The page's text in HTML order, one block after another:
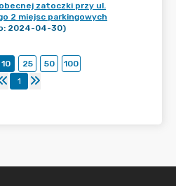
zatoczki przy ul.
2 miejsc parkingowych
2024-04-30)
10 25 50
100
1